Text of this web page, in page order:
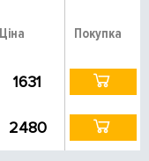
Ціна Покупка
1631
2480